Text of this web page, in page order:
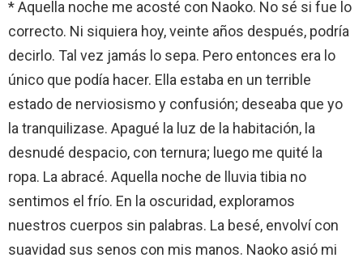
* Aquella noche me acosté con Naoko. No sé si fue lo
correcto. Ni siquiera hoy, veinte años después, podría
decirlo. Tal vez jamás lo sepa. Pero entonces era lo
único que podía hacer. Ella estaba en un terrible
estado de nerviosismo y confusión; deseaba que yo
la tranquilizase. Apagué la luz de la habitación, la
desnudé despacio, con ternura; luego me quité la
ropa. La abracé. Aquella noche de lluvia tibia no
sentimos el frío. En la oscuridad, exploramos
nuestros cuerpos sin palabras. La besé, envolví con
suavidad sus senos con mis manos. Naoko asió mi